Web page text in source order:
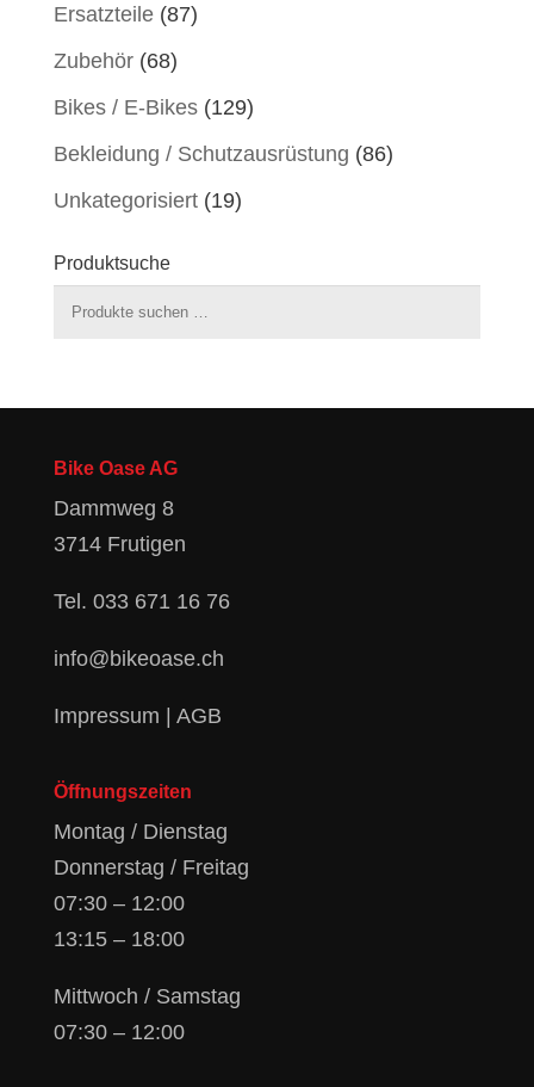
Ersatzteile (87)
Zubehör (68)
Bikes / E-Bikes (129)
Bekleidung / Schutzausrüstung (86)
Unkategorisiert (19)
Produktsuche
Suchen
Bike Oase AG
Dammweg 8
3714 Frutigen
Tel. 033 671 16 76
info@bikeoase.ch
Impressum | AGB
Öffnungszeiten
Montag / Dienstag
Donnerstag / Freitag
07:30 – 12:00
13:15 – 18:00
Mittwoch / Samstag
07:30 – 12:00